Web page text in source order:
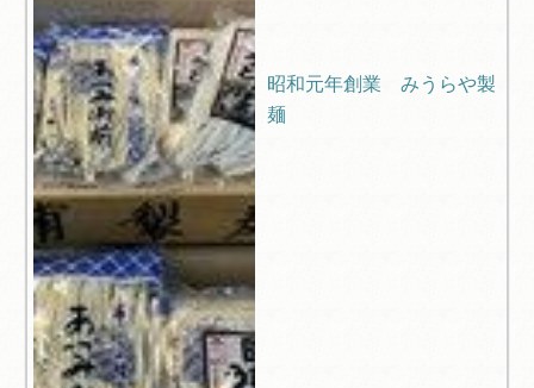
昭和元年創業 みうらや製
麺